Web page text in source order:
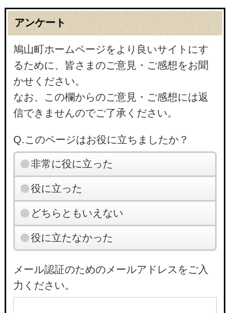
アンケート
鳩山町ホームページをより良いサイトにす
るために、皆さまのご意見・ご感想をお聞
かせください。
なお、この欄からのご意見・ご感想には返
信できませんのでご了承ください。
Q.このページはお役に立ちましたか？
非常に役に立った
役に立った
どちらともいえない
役に立たなかった
メール認証のためのメールアドレスをご入
力ください。